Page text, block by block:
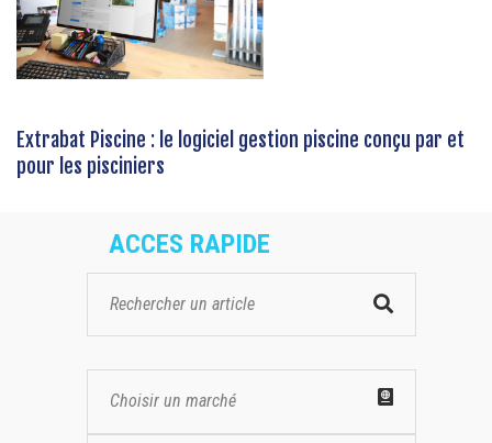
Extrabat Piscine : le logiciel gestion piscine conçu par et
pour les pisciniers
ACCES RAPIDE
Choisir un marché